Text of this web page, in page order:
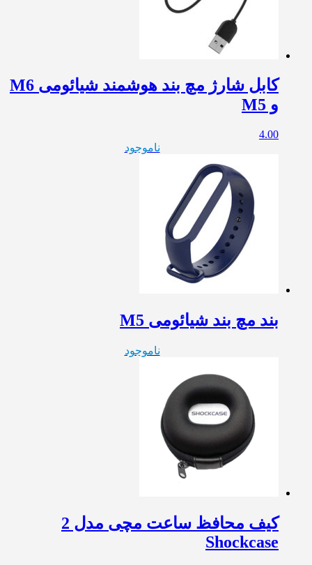
کابل شارژ مچ بند هوشمند شیائومی M6
و M5
4.00
ناموجود
بند مچ بند شیائومی M5
ناموجود
کیف محافظ ساعت مچی مدل 2
Shockcase